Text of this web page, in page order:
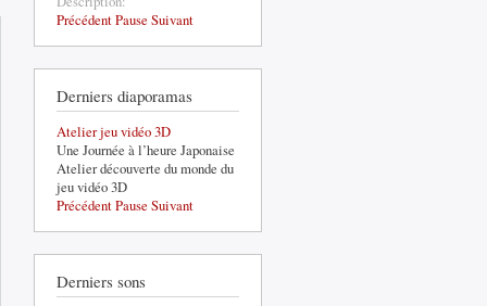
PrécédentPause Suivant
Derniers diaporamas
Atelier jeu vidéo 3D
Une Journée à l’heure Japonaise
Atelier découverte du monde du
jeu vidéo 3D
PrécédentPause Suivant
Derniers sons